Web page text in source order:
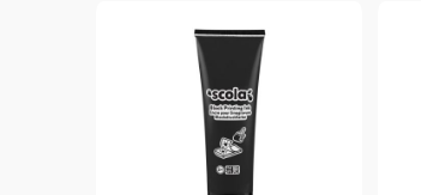
DISTRESS - ДИСТРЕС
VERSAFINE & ARCHIVAL INK -
Super fine pigment & permanent ink
ALADIN IZINK Series - Pigment & Dye